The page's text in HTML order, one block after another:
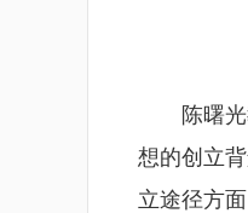
陈曙
想的创立
立途径方